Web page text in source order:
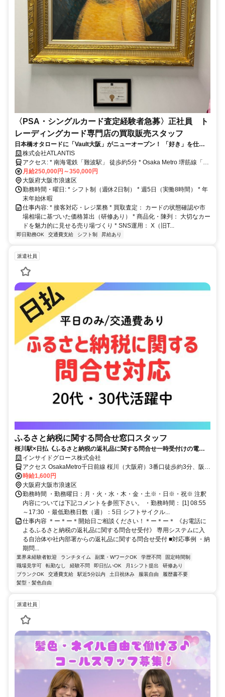
〈PSA・シングルカード査定経験者急募〉正社員 ト
レーディングカード専門店の買取販売スタッフ
日本橋オタロードに「Vault大阪」がニューオープン！ 「好き」を仕事
に、自分らしいスタイルで。オープンからありがたいことに業績好調の
ため追加募集！
株式会社ATLANTIS
アクセス: * 南海電鉄「難波駅」 徒歩約5分 * Osaka Metro 堺筋線「恵
美須町駅」 徒歩約5分 * Osaka Metro 御堂筋線「なんば駅」 徒歩約10
分 * 近鉄難波線「大阪難波駅」 徒歩約12分
月給250,000円～350,000円
大阪府大阪市浪速区
勤務時間・曜日: * シフト制（週休2日制） * 週5日（実働8時間） * 年
末年始休暇
仕事内容: * 接客対応・レジ業務 * 買取査定： カードの状態確認や市
場相場に基づいた価格算出（研修あり） * 商品化・陳列： 大切なカー
ドを魅力的に見せる売り場づくり * SNS運用： X（旧T...
即日勤務OK 交通費支給 シフト制 昇給あり
派遣社員
ふるさと納税に関する問合せ窓口スタッフ
桜川駅×日払《ふるさと納税の返礼品に関する問合せ一時受付けの電話
対応》＼期間限定のお仕事／
インサイドグロース株式会社
アクセス OsakaMetro千日前線 桜川（大阪府）3番口徒歩約3分、阪神
なんば線/近鉄奈良線 桜川（大阪府）4(阪神)口徒歩約5分、ＪＲ関西
本線〔大和路線〕 ＪＲ難波北口徒歩約10分
時給1,600円
大阪府大阪市浪速区
勤務時間 ・勤務曜日：月・火・水・木・金・土※・日※・祝※ 注釈
内容については下記コメントを参照下さい。 ・勤務時間： [1] 08:55
～17:30 ・最低勤務日数（週）：5日 シフトサイクル...
仕事内容 ＊ー＊ー＊開始日ご相談ください！＊ー＊ー＊ 《お電話に
よるふるさと納税の返礼品に関する問合せ受付》 専用システムに入
る自治体や社内部署からの返礼品に関する問合せ受付 ■対応事例 ・納
期問...
業界未経験者歓迎 ランチタイム 副業・WワークOK 学歴不問
固定時間制
職場見学可
転勤なし 経験不問 即日払いOK 月1シフト提出
研修あり
ブランクOK
交通費支給 駅近5分以内 土日祝休み 服装自由
履歴書不要
髪型・髪色自由
派遣社員